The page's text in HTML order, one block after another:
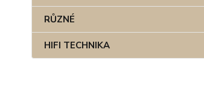
RŮZNÉ
HIFI TECHNIKA